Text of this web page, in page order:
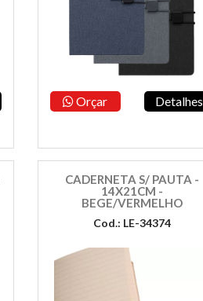
Orçar Detalhes
CADERNETA S/ PAUTA -
14X21CM -
BEGE/VERMELHO
Cod.: LE-34374